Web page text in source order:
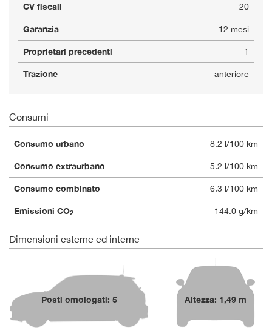
CV fiscali 20
Garanzia 12 mesi
Proprietari precedenti 1
Trazione anteriore
Consumi
Consumo urbano 8.2 l/100 km
Consumo extraurbano 5.2 l/100 km
Consumo combinato 6.3 l/100 km
Emissioni CO2 144.0 g/km
Dimensioni esterne ed interne
Posti omologati: 5 Altezza: 1,49 m